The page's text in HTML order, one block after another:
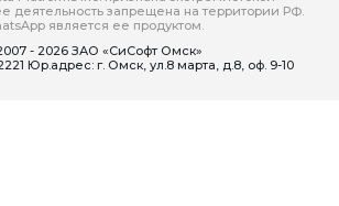
деятельность запрещена на территории РФ.
является ее продуктом.
- 2026 ЗАО «СиСофт Омск»
Юр.адрес: г. Омск, ул.8 марта, д.8, оф. 9-10